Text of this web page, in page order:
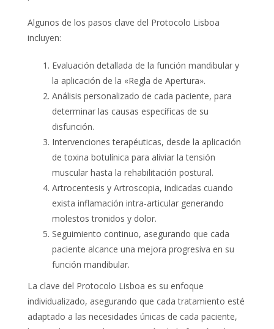
Algunos de los pasos clave del Protocolo Lisboa
incluyen:
Evaluación detallada de la función mandibular y
la aplicación de la «Regla de Apertura».
Análisis personalizado de cada paciente, para
determinar las causas específicas de su
disfunción.
Intervenciones terapéuticas, desde la aplicación
de toxina botulínica para aliviar la tensión
muscular hasta la rehabilitación postural.
Artrocentesis y Artroscopia, indicadas cuando
exista inflamación intra-articular generando
molestos tronidos y dolor.
Seguimiento continuo, asegurando que cada
paciente alcance una mejora progresiva en su
función mandibular.
La clave del Protocolo Lisboa es su enfoque
individualizado, asegurando que cada tratamiento esté
adaptado a las necesidades únicas de cada paciente,